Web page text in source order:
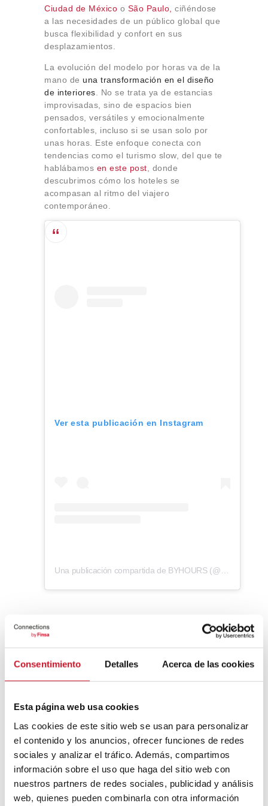
Consentimiento Detalles Acerca de las cookies
Esta página web usa cookies
Las cookies de este sitio web se usan para personalizar
el contenido y los anuncios, ofrecer funciones de redes
sociales y analizar el tráfico. Además, compartimos
información sobre el uso que haga del sitio web con
nuestros partners de redes sociales, publicidad y análisis
web, quienes pueden combinarla con otra información
Ciudad de México o São Paulo, ciñéndose
a las necesidades de un público global que
busca flexibilidad y confort en sus
desplazamientos.
La evolución del modelo por horas va de la
mano de una transformación en el diseño
de interiores . No se trata ya de estancias
improvisadas, sino de espacios bien
pensados, versátiles y emocionalmente
confortables, incluso si se usan solo por
unas horas. Este enfoque conecta con
tendencias como el turismo slow, del que te
hablábamos en este post , donde
descubrimos cómo los hoteles se
acompasan al ritmo del viajero
contemporáneo.
Ver esta publicación en Instagram
Una publicación compartida de BYHOURS (@byhours)
Tendencias clave en el
diseño de hoteles por horas
Suelen estar diseñados para
rapidez a distintos usos: descanso, trabajo
o reuniones. Incorporan mobiliario modular,
escritorios plegables y una distribución
fluida que optimiza cada metro cuadrado.
Estética minimalista y relajante